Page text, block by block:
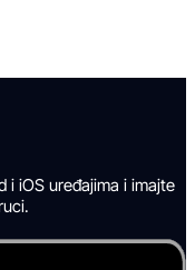
i iOS uređajima i imajte